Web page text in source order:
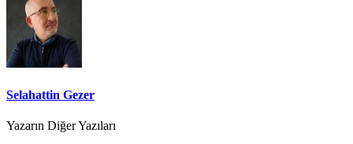
Selahattin Gezer
Yazarın Diğer Yazıları